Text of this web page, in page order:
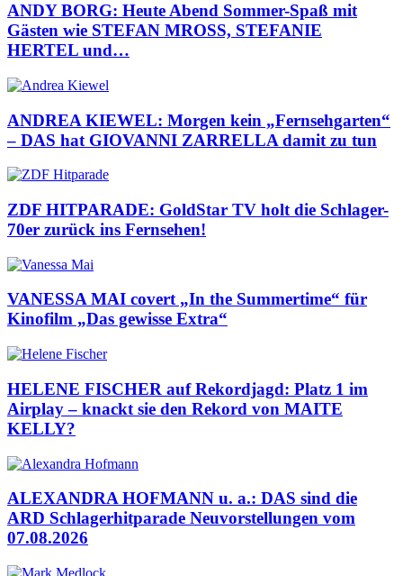
ANDY BORG: Heute Abend Sommer-Spaß mit
Gästen wie STEFAN MROSS, STEFANIE
HERTEL und…
ANDREA KIEWEL: Morgen kein „Fernsehgarten“
– DAS hat GIOVANNI ZARRELLA damit zu tun
ZDF HITPARADE: GoldStar TV holt die Schlager-
70er zurück ins Fernsehen!
VANESSA MAI covert „In the Summertime“ für
Kinofilm „Das gewisse Extra“
HELENE FISCHER auf Rekordjagd: Platz 1 im
Airplay – knackt sie den Rekord von MAITE
KELLY?
ALEXANDRA HOFMANN u. a.: DAS sind die
ARD Schlagerhitparade Neuvorstellungen vom
07.08.2026